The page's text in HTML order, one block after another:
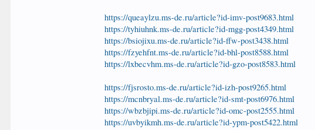
https://queaylzu.ms-de.ru/article?id-imv-post9683.html
https://tyhiuhnk.ms-de.ru/article?id-mgg-post4349.html
https://bsiojixu.ms-de.ru/article?id-ffw-post3438.html
https://fzyehfnt.ms-de.ru/article?id-bhl-post8588.html
https://lxbecvhm.ms-de.ru/article?id-gzo-post8583.html
https://fjsrosto.ms-de.ru/article?id-izh-post9265.html
https://mcnbryal.ms-de.ru/article?id-smt-post6976.html
https://wbzbjipi.ms-de.ru/article?id-omc-post2555.html
https://uvbyikmh.ms-de.ru/article?id-ypm-post5422.html